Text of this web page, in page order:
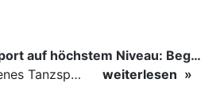
Tanzsport auf höchstem Niveau: Begeisterung bei den Turnieren in…
Ein rundum gelungenes Tanzsport-Wochenende liegt hinter den Paaren und Organisatoren in Enzklösterle. Am 1. und 2. August 2026 verwandelte sich die Festhalle wieder in einen lebendigen Mittelpunkt des…
weiterlesen